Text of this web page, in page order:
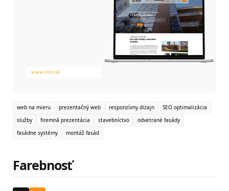
web na mieru prezentačný web responzívny dizajn
SEO optimalizácia
služby
firemná prezentácia stavebníctvo
odvetrané fasády
fasádne systémy
montáž fasád
Farebnosť